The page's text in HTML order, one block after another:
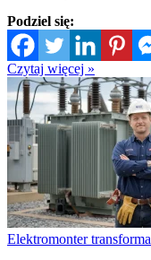
Podziel się:
Czytaj więcej »
Elektromonter